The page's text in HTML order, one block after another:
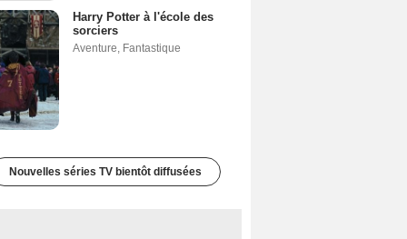
Harry Potter à l'école des
sorciers
Aventure Fantastique
Nouvelles séries TV bientôt diffusées